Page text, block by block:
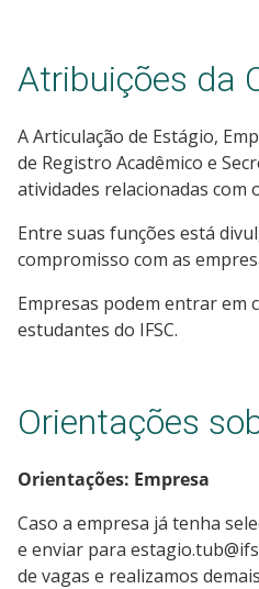
Atribuições da
A Articulação de Estágio,
de Registro Acadêmico e
atividades relacionadas com
Entre suas funções está
compromisso com as
Empresas podem entrar em
estudantes do IFSC.
Orientações
Orientações: Empresa
Caso a empresa já tenha
e enviar para
de vagas e realizamos